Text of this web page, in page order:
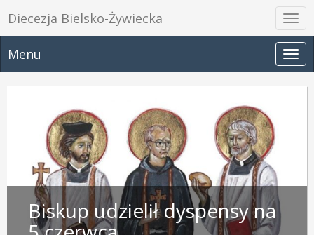
Diecezja Bielsko-Żywiecka
Menu
Biskup udzielił dyspensy na